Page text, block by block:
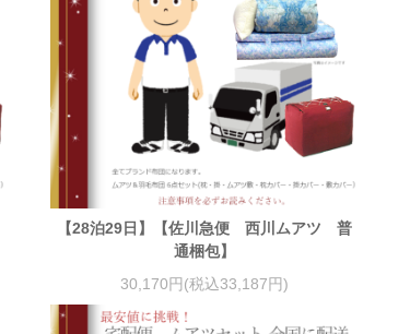
【28泊29日】【佐川急便 西川ムアツ 普
通梱包】
30,170円(税込33,187円)